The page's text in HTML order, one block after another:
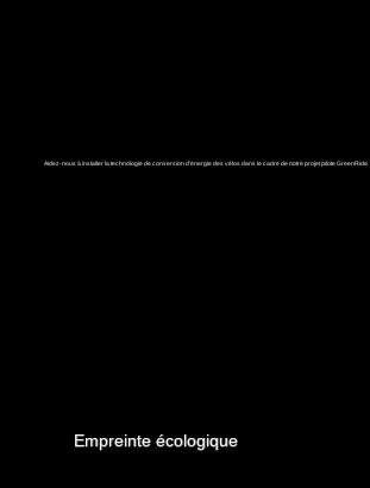
Empreinte écologique
Aidez-nous à installer la technologie de conversion d'énergie des vélos dans le cadre de notre projet pilote GreenRide.